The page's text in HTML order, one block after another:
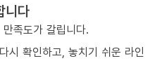
니다
만족도가 갈립니다.
시 확인하고, 놓치기 쉬운 라인